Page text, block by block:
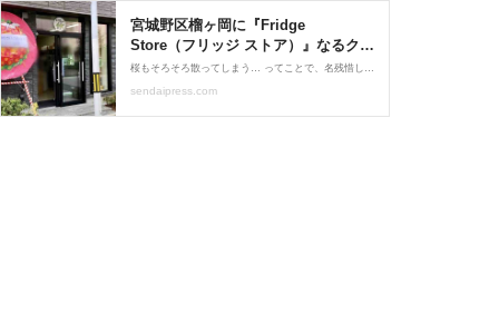
宮城野区榴ヶ岡に『Fridge
Store（フリッジ ストア）』なるクラ
フトビールがカジュアルに買える酒
屋がオープンするらしい。 : 仙台プ
桜もそろそろ散ってしまう… ってことで、名残惜しくも 今年ラスト？な花見に向かう途中… 桜でなく花輪を発見！ 気になって近付いてみたら… 『Fridge Store（フリッジ ストア）』 がオープンするらしい～！
sendaipress.com